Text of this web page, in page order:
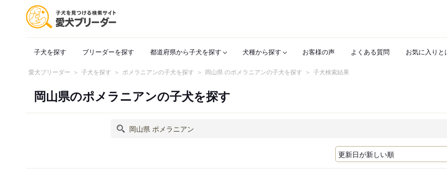
子犬を探す ブリーダーを探す 都道府県から子犬を探す 犬種から探す お客様の声 よくある質問 お気に入りと
愛犬ブリーダー 子犬を探す ポメラニアンの子犬を探す 岡山県 のポメラニアンの子犬を探す 子犬検索結果
岡山県のポメラニアンの子犬を探す